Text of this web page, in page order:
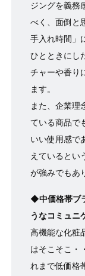
ジングを義務
べく、面倒と
手入れ時間」
ひとときにし
チャーや香り
ます。
また、企業理
ている商品で
いい使用感で
えているとい
が強みでもあ
◆中価格帯ブ
うなコミュニ
高機能な化粧
はそこそこ・
れまで低価格